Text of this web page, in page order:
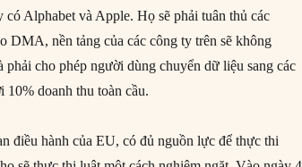
Alphabet và Apple. Họ sẽ phải tuân thủ các
DMA, nền tảng của các công ty trên sẽ không
cho phép người dùng chuyển dữ liệu sang các
10% doanh thu toàn cầu.
điều hành của EU, có đủ nguồn lực để thực thi